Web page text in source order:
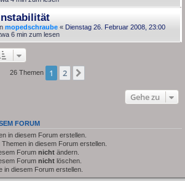
mopedschraube « Dienstag 26. Februar 2008, 23:00
6 min zum lesen
26 Themen 1 2
Gehe zu
FORUM
in diesem Forum erstellen.
in diesem Forum erstellen.
Forum nicht ändern.
Forum nicht löschen.
in diesem Forum erstellen.